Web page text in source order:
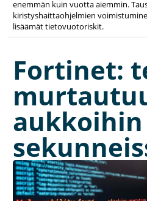
enemmän kuin vuotta aiemmin.
kiristyshaittaohjelmien
lisäämät tietovuotoriskit.
Fortinet: